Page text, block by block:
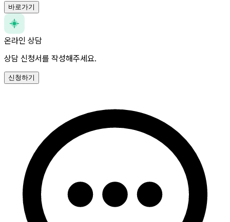
바로가기
온라인 상담
상담 신청서를 작성해주세요.
신청하기